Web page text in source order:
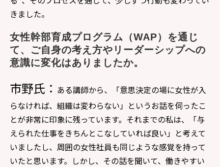
きました。
女性幹部育成プログラム（WAP）を通じ
て、ご自身の考え方やリーダーシップへの
意識に変化はありましたか。
市野氏： ある講師から、「意思決定の場に女性が入
らなければ、組織は変わらない」というお話を伺ったこ
とが非常に印象に残っています。それまでの私は、「与
えられた仕事をきちんとこなしていれば良い」と考えて
いましたし、周囲の女性社員も同じような感覚を持って
いたと思います。しかし、その話を聞いて、働きやすい